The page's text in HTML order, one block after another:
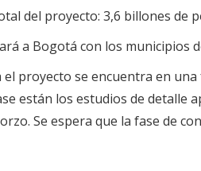
del proyecto: 3,6 billones de
a Bogotá con los municipios
el proyecto se encuentra en
están los estudios de detalle
Se espera que la fase de